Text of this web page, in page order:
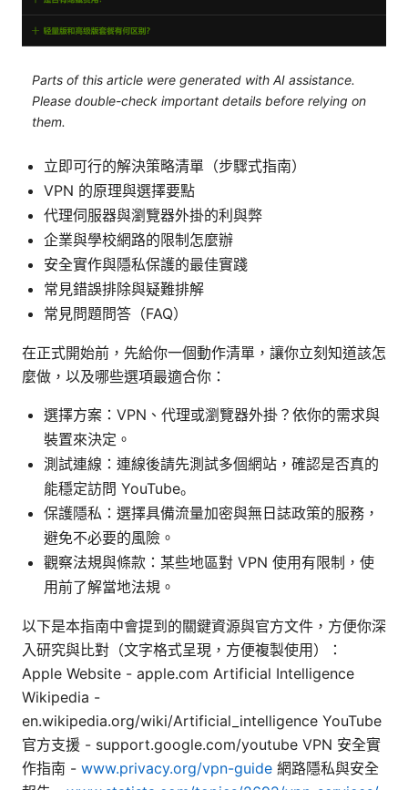
Parts of this article were generated with AI assistance.
Please double-check important details before relying on
them.
立即可行的解決策略清單（步驟式指南）
VPN 的原理與選擇要點
代理伺服器與瀏覽器外掛的利與弊
企業與學校網路的限制怎麼辦
安全實作與隱私保護的最佳實踐
常見錯誤排除與疑難排解
常見問題問答（FAQ）
在正式開始前，先給你一個動作清單，讓你立刻知道該怎
麼做，以及哪些選項最適合你：
選擇方案：VPN、代理或瀏覽器外掛？依你的需求與
裝置來決定。
測試連線：連線後請先測試多個網站，確認是否真的
能穩定訪問 YouTube。
保護隱私：選擇具備流量加密與無日誌政策的服務，
避免不必要的風險。
觀察法規與條款：某些地區對 VPN 使用有限制，使
用前了解當地法規。
以下是本指南中會提到的關鍵資源與官方文件，方便你深
入研究與比對（文字格式呈現，方便複製使用）：
Apple Website - apple.com Artificial Intelligence
Wikipedia -
en.wikipedia.org/wiki/Artificial_intelligence YouTube
官方支援 - support.google.com/youtube VPN 安全實
作指南 - www.privacy.org/vpn-guide 網路隱私與安全